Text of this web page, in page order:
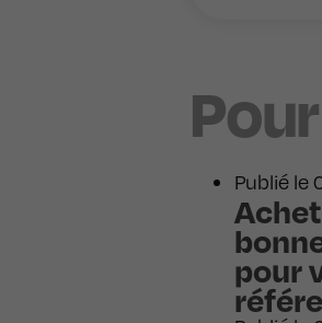
Publié le
pour